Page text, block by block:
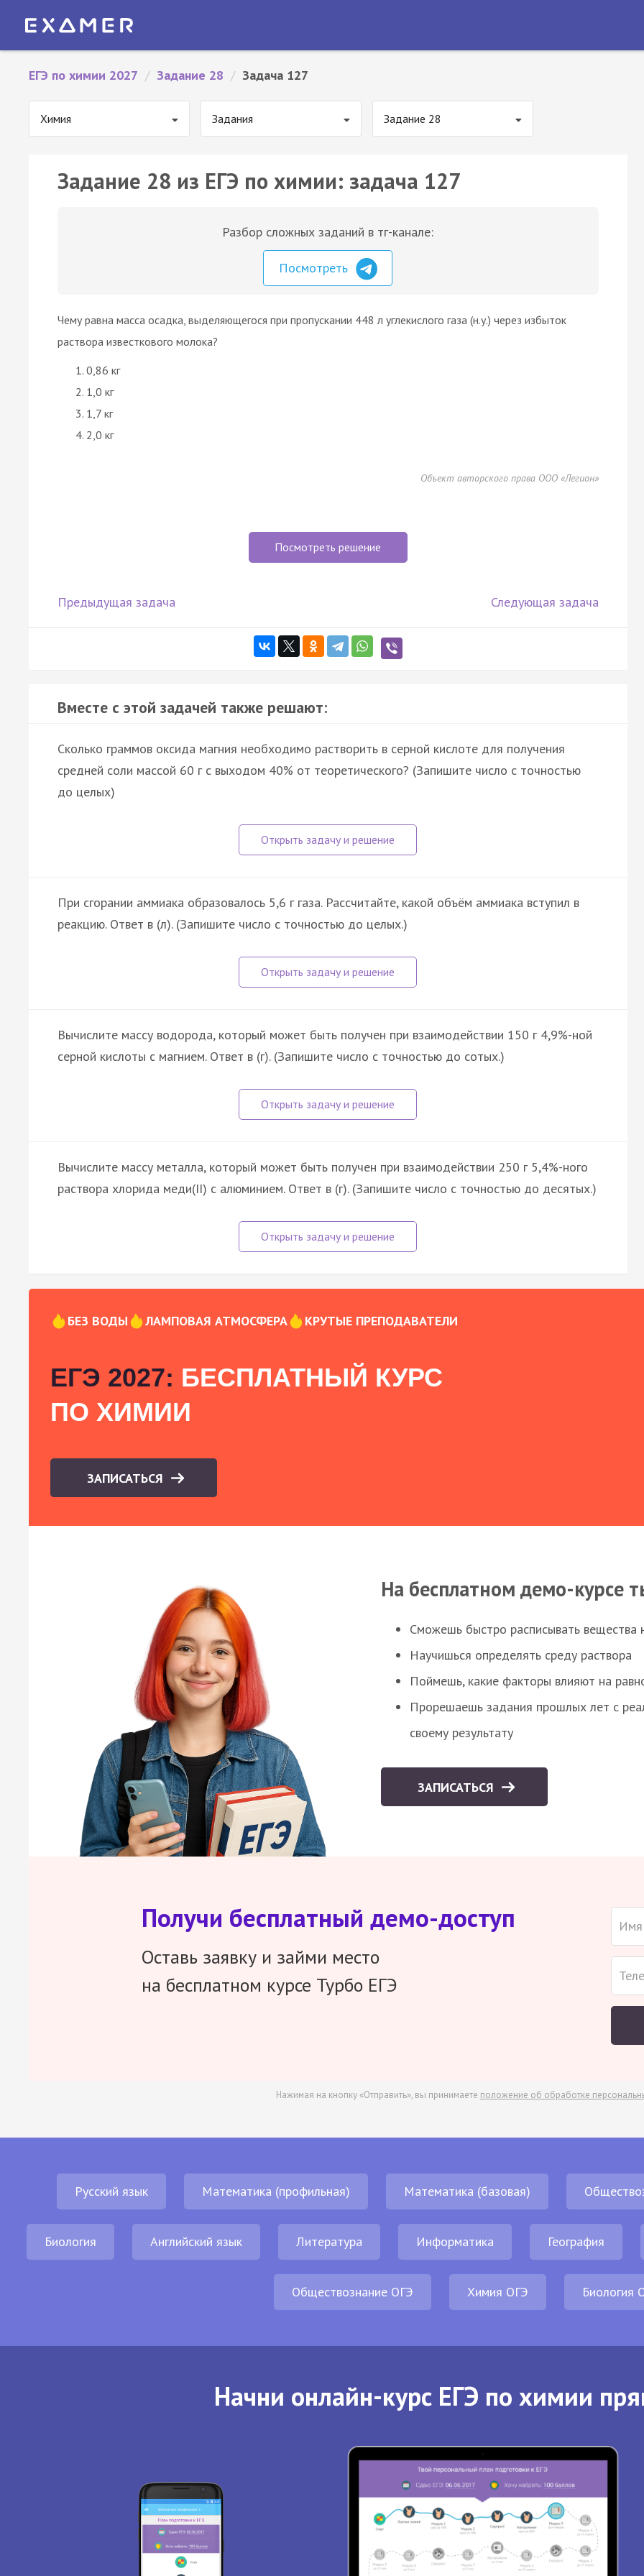
ЕГЭ по химии 2027 / Задание 28 / Задача 127
Химия Задания Задание 28
Задание 28 из ЕГЭ по химии: задача 127
Разбор сложных заданий в тг-канале:
Посмотреть
Чему равна масса осадка, выделяющегося при пропускании 448 л углекислого газа (н.у.) через избыток
раствора известкового молока?
0,86 кг
1,0 кг
1,7 кг
2,0 кг
Объект авторского права ООО «Легион»
Посмотреть решение
Предыдущая задача Следующая задача
Вместе с этой задачей также решают:
Сколько граммов оксида магния необходимо растворить в серной кислоте для получения
средней соли массой 60 г с выходом 40% от теоретического? (Запишите число с точностью
до целых)
При сгорании аммиака образовалось 5,6 г газа. Рассчитайте, какой объём аммиака вступил в
реакцию. Ответ в (л). (Запишите число с точностью до целых.)
Вычислите массу водорода, который может быть получен при взаимодействии 150 г 4,9%-ной
серной кислоты с магнием. Ответ в (г). (Запишите число с точностью до сотых.)
Вычислите массу металла, который может быть получен при взаимодействии 250 г 5,4%-ного
раствора хлорида меди(II) с алюминием. Ответ в (г). (Запишите число с точностью до десятых.)
БЕЗ ВОДЫ ЛАМПОВАЯ АТМОСФЕРА КРУТЫЕ ПРЕПОДАВАТЕЛИ
ЕГЭ 2027: БЕСПЛАТНЫЙ КУРС
ПО ХИМИИ
ЗАПИСАТЬСЯ
На бесплатном демо-курсе
Сможешь быстро расписывать вещества
Научишься определять среду раствора
Поймешь, какие факторы влияют на
Прорешаешь задания прошлых лет с
своему результату
ЗАПИСАТЬСЯ
Получи бесплатный демо-доступ
Оставь заявку и займи место
на бесплатном курсе Турбо ЕГЭ
Нажимая на кнопку «Отправить», вы принимаете положение об обработке
Русский язык Математика (профильная) Математика (базовая)
Биология Английский язык Литература Информатика География
Обществознание ОГЭ Химия ОГЭ Биология
Начни онлайн-курс ЕГЭ по химии